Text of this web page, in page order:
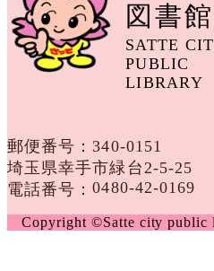
図書館
SATTE
PUBLIC
LIBRARY
郵便番号：340​-​0151
埼玉県幸手市緑台2-5-25
電話番号：0480-42-0169
Copyright ©Satte city public